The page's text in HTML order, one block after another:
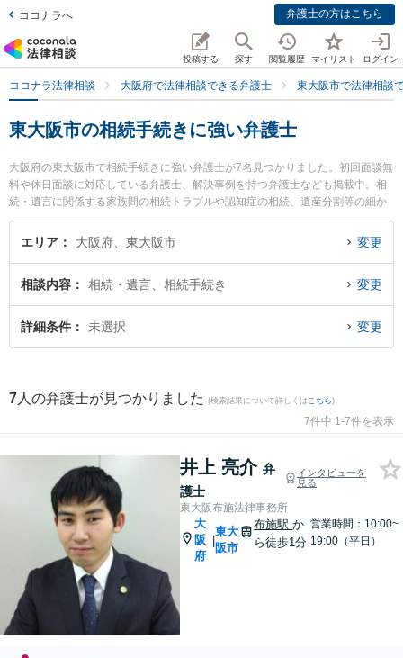
ココナラへ 弁護士の方はこちら
投稿する 探す 閲覧履歴 マイリスト ログイン
ココナラ法律相談 大阪府で法律相談できる弁護士 東大阪市で法律相談
東大阪市の相続手続きに強い弁護士
大阪府の東大阪市で相続手続きに強い弁護士が7名見つかりました。初回面談無
料や休日面談に対応している弁護士、解決事例を持つ弁護士なども掲載中。相
続・遺言に関係する家族間の相続トラブルや認知症の相続、遺産分割等の細か
な分野での絞り込み検索もでき便利です。特に東大阪布施法律事務所の井上 亮
介弁護士やベリーベスト法律事務所 東大阪布施オフィスの岡 洸樹弁護士、はな
ラブルを今すぐに弁護士に相談したい』『相続手続きのトラブル解決の実績豊
富な近くの弁護士を検索したい』『初回相談無料で相続手続きを法律相談でき
る東大阪市内の弁護士に相談予約したい』などでお困りの相談者さんにおすす
エリア 大阪府、東大阪市 変更
相談内容 相続・遺言、相続手続き 変更
詳細条件 未選択 変更
7 人の弁護士が見つかりました (検索結果について詳しくは こちら)
7件中 1-7件を表示
井上 亮介 弁
護士
インタビューを
見る
東大阪布施法律事務所
大
阪
府
|
東大
阪市
布施駅か
ら徒歩1分
営業時間：10:00~
19:00（平日）